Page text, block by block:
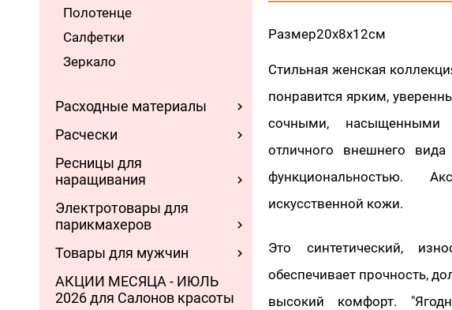
Полотенце
Салфетки
Зеркало
Расходные материалы
Расчески
Ресницы для
наращивания
Электротовары для
парикмахеров
Товары для мужчин
АКЦИИ МЕСЯЦА - ИЮЛЬ
2026 для Салонов красоты
Размер20х8х12см
Стильная женская
понравится ярким,
сочными, насыщенными
отличного внешнего
функциональностью.
искусственной кожи.
Это синтетический,
обеспечивает прочность,
высокий комфорт.